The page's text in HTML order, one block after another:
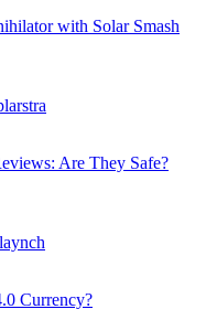
with Solar Smash
Are They Safe?
Currency?